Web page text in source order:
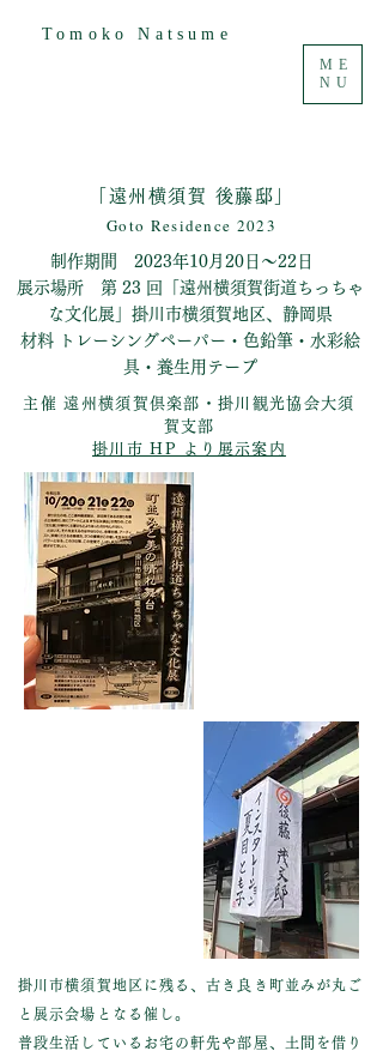
ME
NU
Tomoko Natsume
「遠州横須賀 後藤邸」
Goto Residence 2023
制作期間 2023年10月20日～22日
展示場所 ​第 23 回「遠州横須賀街道ちっちゃ
な文化展」掛川市横須賀地区、静岡県
材料 トレーシングペーパー・色鉛筆・水彩絵
具・養生用テープ
主催 遠州横須賀倶楽部・掛川観光協会大須
賀支部
掛川市 HP より展示案内
掛川市横須賀地区に残る、古き良き町並みが丸ご
と展示会場となる催し。
普段生活しているお宅の軒先や部屋、土間を借り